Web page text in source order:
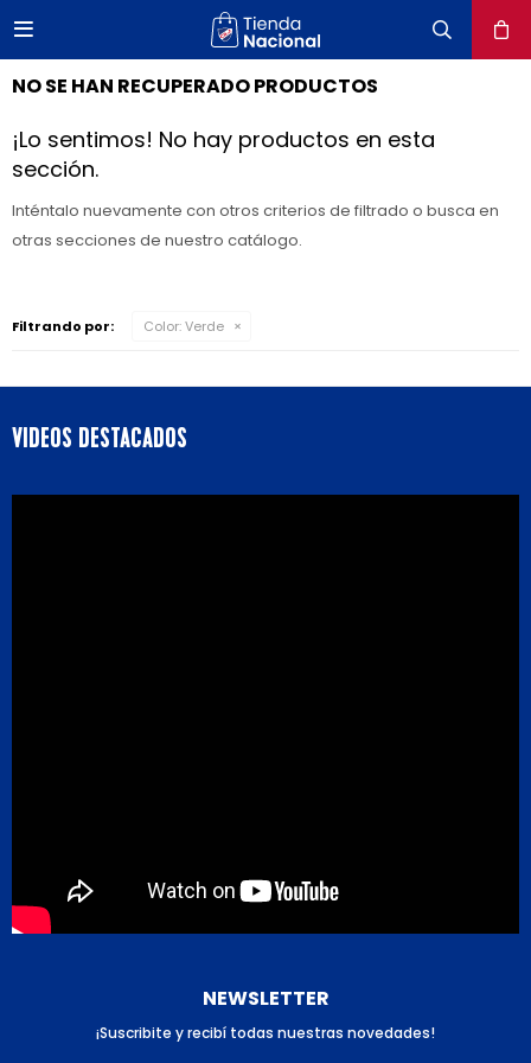

NO SE HAN RECUPERADO PRODUCTOS
¡Lo sentimos! No hay productos en esta
sección.
Inténtalo nuevamente con otros criterios de filtrado o busca en
otras secciones de nuestro catálogo.
Filtrando por: Color:Verde
VIDEOS DESTACADOS
NEWSLETTER
¡Suscribite y recibí todas nuestras novedades!
close